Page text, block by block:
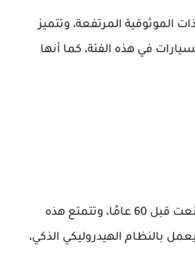
الرباعي ذات الموثوقية المرتفعة، وتتميز
في هذه الفئة، كما أنها
تعتبر نيسان باترول 2018 من سيارات الدفع الرباعي الرائدة في فئتها فقد صُنعت قبل 60 عامًا، وتتمتع هذه
بالنظام الهيدروليكي الذكي،